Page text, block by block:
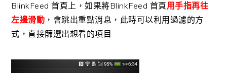
BlinkFeed 首頁上，如果將BlinkFeed 首頁用手指再往
左邊滑動 ，會跳出重點消息，此時可以利用過濾的方
式，直接篩選出想看的項目